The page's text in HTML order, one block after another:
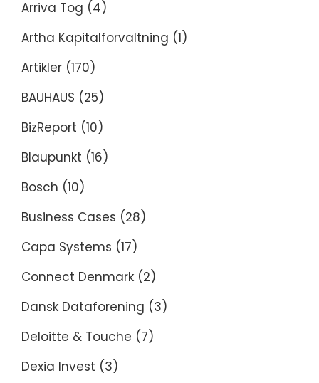
Arriva Tog (4)
Artha Kapitalforvaltning (1)
Artikler (170)
BAUHAUS (25)
BizReport (10)
Blaupunkt (16)
Bosch (10)
Business Cases (28)
Capa Systems (17)
Connect Denmark (2)
Dansk Dataforening (3)
Deloitte & Touche (7)
Dexia Invest (3)